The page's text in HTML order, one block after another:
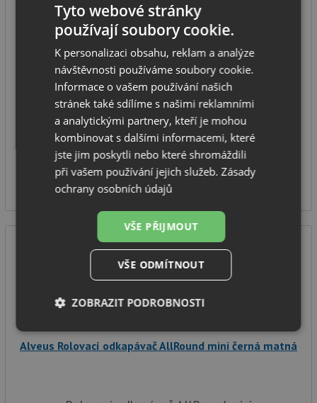
Alveus Rolovací odkapávač AllRound černá matná
Alveus Rolovací odkapávač AllRound
provedení: černá matná / silikon
rozměr: 450 x 325 mm
IHNED K ODESLÁNÍ
690
Alveus Rolovací odkapávač AllRound mini černá matná
Tyto webové stránky
používají soubory cookie.
K personalizaci obsahu, reklam a analýze
návštěvnosti používáme soubory cookie.
Informace o vašem používání našich
stránek také sdílíme s našimi reklamními
a analytickými partnery, kteří je mohou
kombinovat s dalšími informacemi, které
jste jim poskytli nebo které shromáždili
při vašem používání jejich služeb.Zásady
ochrany osobních údajů
VŠE PŘIJMOUT
VŠE ODMÍTNOUT
ZOBRAZIT PODROBNOSTI
Nezbytně
nutné
Výkonové
soubory
Soubory
cílení